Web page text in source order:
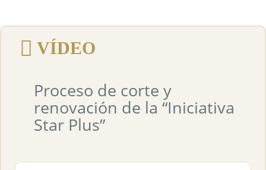
VÍDEO
Proceso de corte y
renovación de la “Iniciativa
Star Plus”